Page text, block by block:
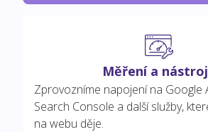
Měření a
Zprovozníme napojení na Google
Search Console a další služby,
na webu děje.